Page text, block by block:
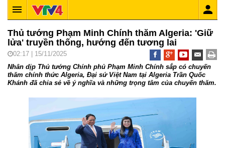
Thủ tướng Phạm Minh Chính thăm Algeria: 'Giữ
lửa' truyền thống, hướng đến tương lai
02:17 | 15/11/2025
Nhân dịp Thủ tướng Chính phủ Phạm Minh Chính sắp có chuyến
thăm chính thức Algeria, Đại sứ Việt Nam tại Algeria Trần Quốc
Khánh đã chia sẻ về ý nghĩa và những trọng tâm của chuyến thăm.